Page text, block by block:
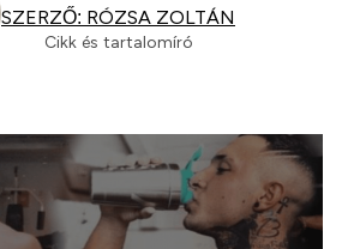
SZERZŐ: RÓZSA ZOLTÁN
Cikk és tartalomíró